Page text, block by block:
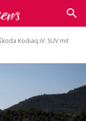
Kodiaq iV: SUV mit